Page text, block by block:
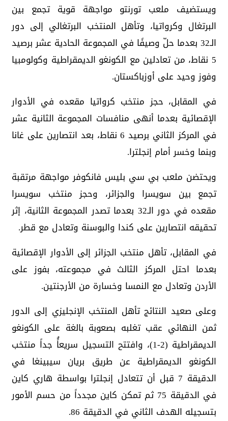
ويستضيف ملعب تورنتو مواجهة قوية تجمع بين
البرتغال وكرواتيا، وتأهل المنتخب البرتغالي إلى دور
الـ32 بعدما حلّ وصيفًا في المجموعة الحادية عشر برصيد
5 نقاط، من تعادلين مع الكونغو الديمقراطية وكولومبيا
وفوز وحيد على أوزباكستان.
في المقابل، حجز منتخب كرواتيا مقعده في الأدوار
الإقصائية بعدما أنهى منافسات المجموعة الثانية عشر
في المركز الثاني برصيد 6 نقاط، بعد انتصارين على غانا
وبنما وخسر أمام إنجلترا.
ويحتضن ملعب بي سي بليس فانكوفر مواجهة مرتقبة
تجمع بين سويسرا والجزائر، وحجز منتخب سويسرا
مقعده في دور الـ32 بعدما تصدر المجموعة الثانية، إثر
تحقيقه انتصارين على كندا والبوسنة وتعادل مع قطر.
في المقابل، تأهل منتخب الجزائر إلى الأدوار الإقصائية
بعدما احتل المركز الثالث في مجموعته، بفوز على
الأردن وتعادل مع النمسا وخسارة من الأرجنتين.
وعلى صعيد النتائج تأهل المنتخب الإنجليزي إلى الدور
ثمن النهائي عقب تغلبه بصعوبة بالغة على الكونغو
الديمقراطية (2-1)، وافتتح التسجيل سريعاًُ جداً منتخب
الكونغو الديمقراطية عن طريق بريان سيبينغا في
الدقيقة 7 قبل أن تتعادل إنجلترا بواسطة هاري كاين
في الدقيقة 75 ثم تمكن كاين مجدداً من حسم الأمور
بتسجيله الهدف الثاني في الدقيقة 86.